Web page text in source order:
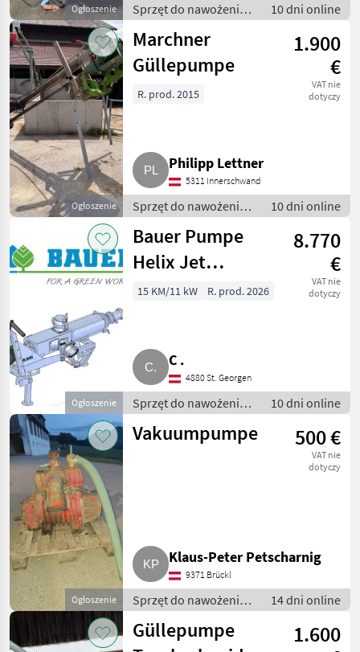
Ogłoszenie
Sprzęt do nawożenia i
nawadniania / Pompy
do gnojowicy
10 dni online
Ogłoszenie
Marchner
Güllepumpe
1.900
€
VAT nie
dotyczy
R. prod. 2015
Philipp Lettner
5311 Innerschwand
Sprzęt do nawożenia i
nawadniania / Pompy
do gnojowicy
10 dni online
Ogłoszenie
Bauer Pumpe
Helix Jet
200/120
8.770
€
VAT nie
dotyczy
15 KM/11 kW R. prod. 2026
C .
4880 St. Georgen
Sprzęt do nawożenia i
nawadniania / Pompy
do gnojowicy
10 dni online
Ogłoszenie
Vakuumpumpe 500 €
VAT nie
dotyczy
Klaus-Peter Petscharnig
9371 Brückl
Sprzęt do nawożenia i
nawadniania / Pompy
do gnojowicy
14 dni online
Güllepumpe
1.600